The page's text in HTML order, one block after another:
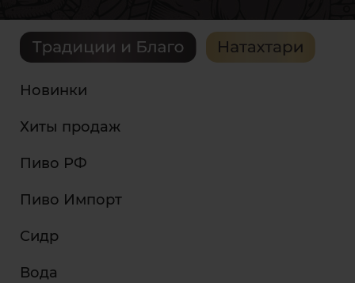
Новинки
Хиты продаж
Пиво РФ
Пиво Импорт
Сидр
Вода